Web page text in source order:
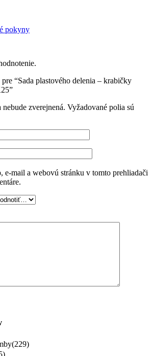
pokyny
“Sada plastového delenia – krabičky
nebude zverejnená. Vyžadované polia sú
e-mail a webovú stránku v tomto prehliadači
(229)